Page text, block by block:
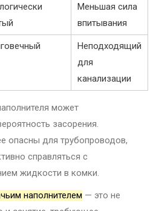
Меньшая сила
впитывания
Неподходящий
для
канализации
может
засорения.
опасны для трубопроводов,
справляться с
жидкости в комки.
наполнителем — это не